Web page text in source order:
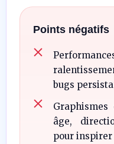
Points négatifs
bugs
âge,
pour inspirer